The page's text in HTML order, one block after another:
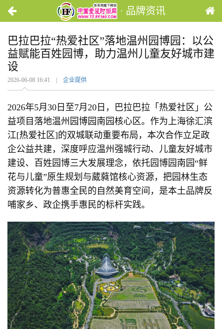
· 品牌资讯
巴拉巴拉“热爱社区”落地温州园博园：以公
益赋能百姓园博，助力温州儿童友好城市建
设
2026-06-08 16:41 | 企业提供
2026年5月30日至7月20日，巴拉巴拉「热爱社区」公
益项目落地温州园博园南园核心区。作为上海徐汇滨
江[热爱社区]的双城联动重要布局，本次合作立足政
企公益共建，深度呼应温州强城行动、儿童友好城市
建设、百姓园博三大发展理念，依托园博园南园“鲜
花与儿童”原生规划与葳蕤馆核心资源，把园林生态
资源转化为普惠全民的自然美育空间，是本土品牌反
哺家乡、政企携手惠民的标杆实践。